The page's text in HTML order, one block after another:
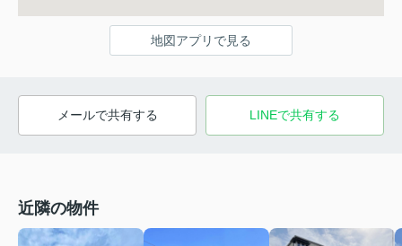
地図アプリで見る
メールで共有する LINEで共有する
近隣の物件